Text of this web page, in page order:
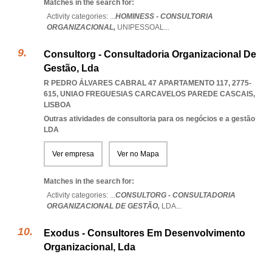
Matches in the search for:
Activity categories: ...HOMINESS - CONSULTORIA
ORGANIZACIONAL, UNIPESSOAL...
Consultorg - Consultadoria Organizacional De
Gestão, Lda
R PEDRO ÁLVARES CABRAL 47 APARTAMENTO 117, 2775-
615, UNIAO FREGUESIAS CARCAVELOS PAREDE CASCAIS,
LISBOA
Outras atividades de consultoria para os negócios e a gestão
LDA
Ver empresa Ver no Mapa
Matches in the search for:
Activity categories: ...CONSULTORG - CONSULTADORIA
ORGANIZACIONAL DE GESTÃO, LDA...
Exodus - Consultores Em Desenvolvimento
Organizacional, Lda